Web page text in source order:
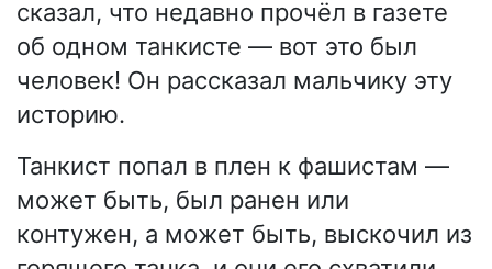
сказал, что недавно прочёл в газете
об одном танкисте — вот это был
человек! Он рассказал мальчику эту
историю.
Танкист попал в плен к фашистам —
может быть, был ранен или
контужен, а может быть, выскочил из